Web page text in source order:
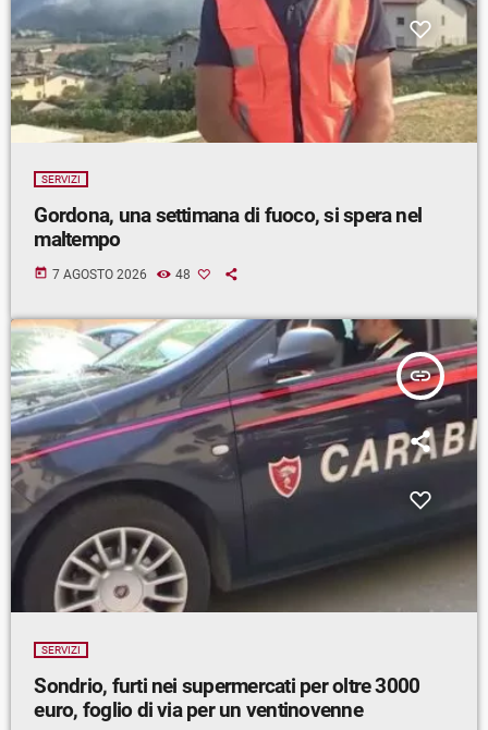
SERVIZI
Gordona, una settimana di fuoco, si spera nel
maltempo
today 7 AGOSTO 2026 48
insert_link
SERVIZI
Sondrio, furti nei supermercati per oltre 3000
euro, foglio di via per un ventinovenne